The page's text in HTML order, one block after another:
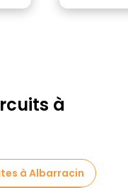
à
à Albarracin